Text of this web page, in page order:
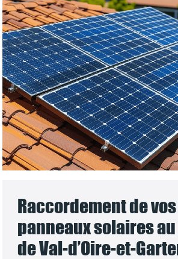
Raccordement de vos
panneaux solaires
de Val-d’Oire-et-